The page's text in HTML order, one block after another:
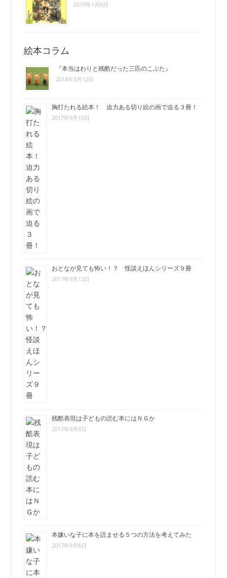
2019年1月6日
絵本コラム
『本当はわりと残酷だった三匹のこぶた』
2018年3月12日
胸打たれる絵本！ 迫力ある切り絵の画で迫る３冊！
2017年9月15日
おとなが見ても怖い！？ 怪談えほんシリーズ９冊
2017年9月12日
残酷表現は子どもの読む本にはＮＧか
2017年9月8日
本嫌いな子に本を読ませる５つの方法を考えてみた
2017年9月6日